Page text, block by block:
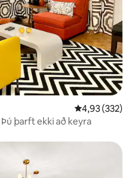
4,93 af 5 í
4,93 (332)
Helsta upplifun í miðbænum! Þú þarft ekki að keyra